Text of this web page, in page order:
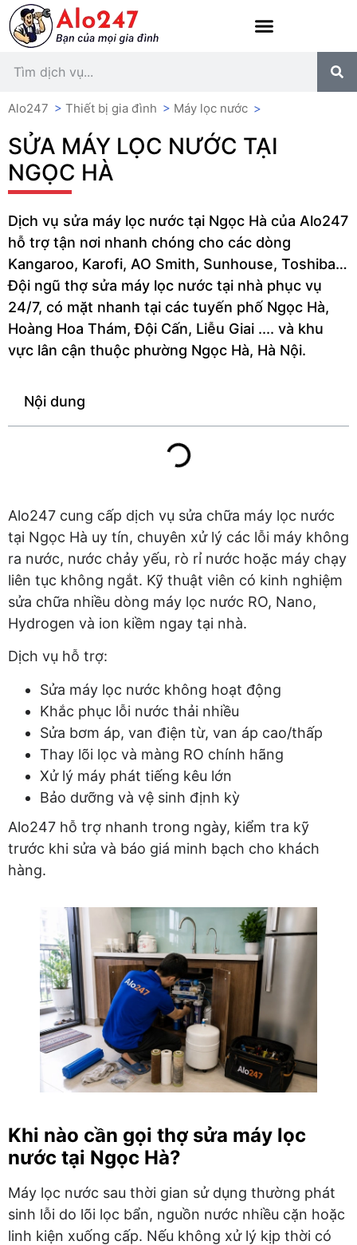
Alo247 > Thiết bị gia đình > Máy lọc nước >
SỬA MÁY LỌC NƯỚC TẠI
NGỌC HÀ
Dịch vụ sửa máy lọc nước tại Ngọc Hà của Alo247
hỗ trợ tận nơi nhanh chóng cho các dòng
Kangaroo, Karofi, AO Smith, Sunhouse, Toshiba…
Đội ngũ thợ sửa máy lọc nước tại nhà phục vụ
24/7, có mặt nhanh tại các tuyến phố Ngọc Hà,
Hoàng Hoa Thám, Đội Cấn, Liễu Giai .... và khu
vực lân cận thuộc phường Ngọc Hà, Hà Nội.
Nội dung
Alo247 cung cấp dịch vụ sửa chữa máy lọc nước
tại Ngọc Hà uy tín, chuyên xử lý các lỗi máy không
ra nước, nước chảy yếu, rò rỉ nước hoặc máy chạy
liên tục không ngắt. Kỹ thuật viên có kinh nghiệm
sửa chữa nhiều dòng máy lọc nước RO, Nano,
Hydrogen và ion kiềm ngay tại nhà.
Dịch vụ hỗ trợ:
Sửa máy lọc nước không hoạt động
Khắc phục lỗi nước thải nhiều
Sửa bơm áp, van điện từ, van áp cao/thấp
Thay lõi lọc và màng RO chính hãng
Xử lý máy phát tiếng kêu lớn
Bảo dưỡng và vệ sinh định kỳ
Alo247 hỗ trợ nhanh trong ngày, kiểm tra kỹ
trước khi sửa và báo giá minh bạch cho khách
hàng.
Khi nào cần gọi thợ sửa máy lọc
nước tại Ngọc Hà?
Máy lọc nước sau thời gian sử dụng thường phát
sinh lỗi do lõi lọc bẩn, nguồn nước nhiều cặn hoặc
linh kiện xuống cấp. Nếu không xử lý kịp thời có